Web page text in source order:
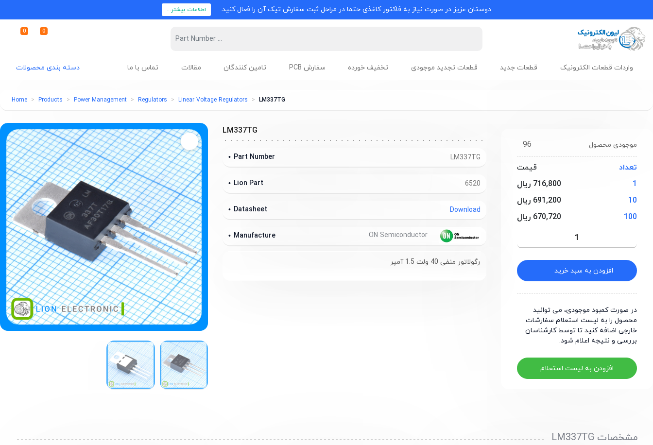
دوستان عزیز در صورت نیاز به فاکتور کاغذی حتما در مراحل ثبت سفارش تیک آن را فعال کنید. اطلاعات بیشتر...
0 0
دسته بندی محصولات واردات قطعات الکترونیک قطعات جدید قطعات تجدید موجودی تخفیف خورده سفارش PCB تامین کنندگان مقالات تماس با ما
Home Products Power Management Regulators Linear Voltage Regulators LM337TG
96 موجودی محصول
تعداد
قیمت
1
716,800 ریال
10
691,200 ریال
100
670,720 ریال
افزودن به سبد خرید
در صورت کمبود موجودی، می توانید
محصول را به لیست استعلام سفارشات
خارجی اضافه کنید تا توسط کارشناسان
بررسی و نتیجه اعلام شود.
افزودن به لیست استعلام
LM337TG
LM337TG
Part Number
6520
Lion Part
Download
Datasheet
ON Semiconductor
Manufacture
رگولاتور منفی 40 ولت 1.5 آمپر
مشخصات LM337TG